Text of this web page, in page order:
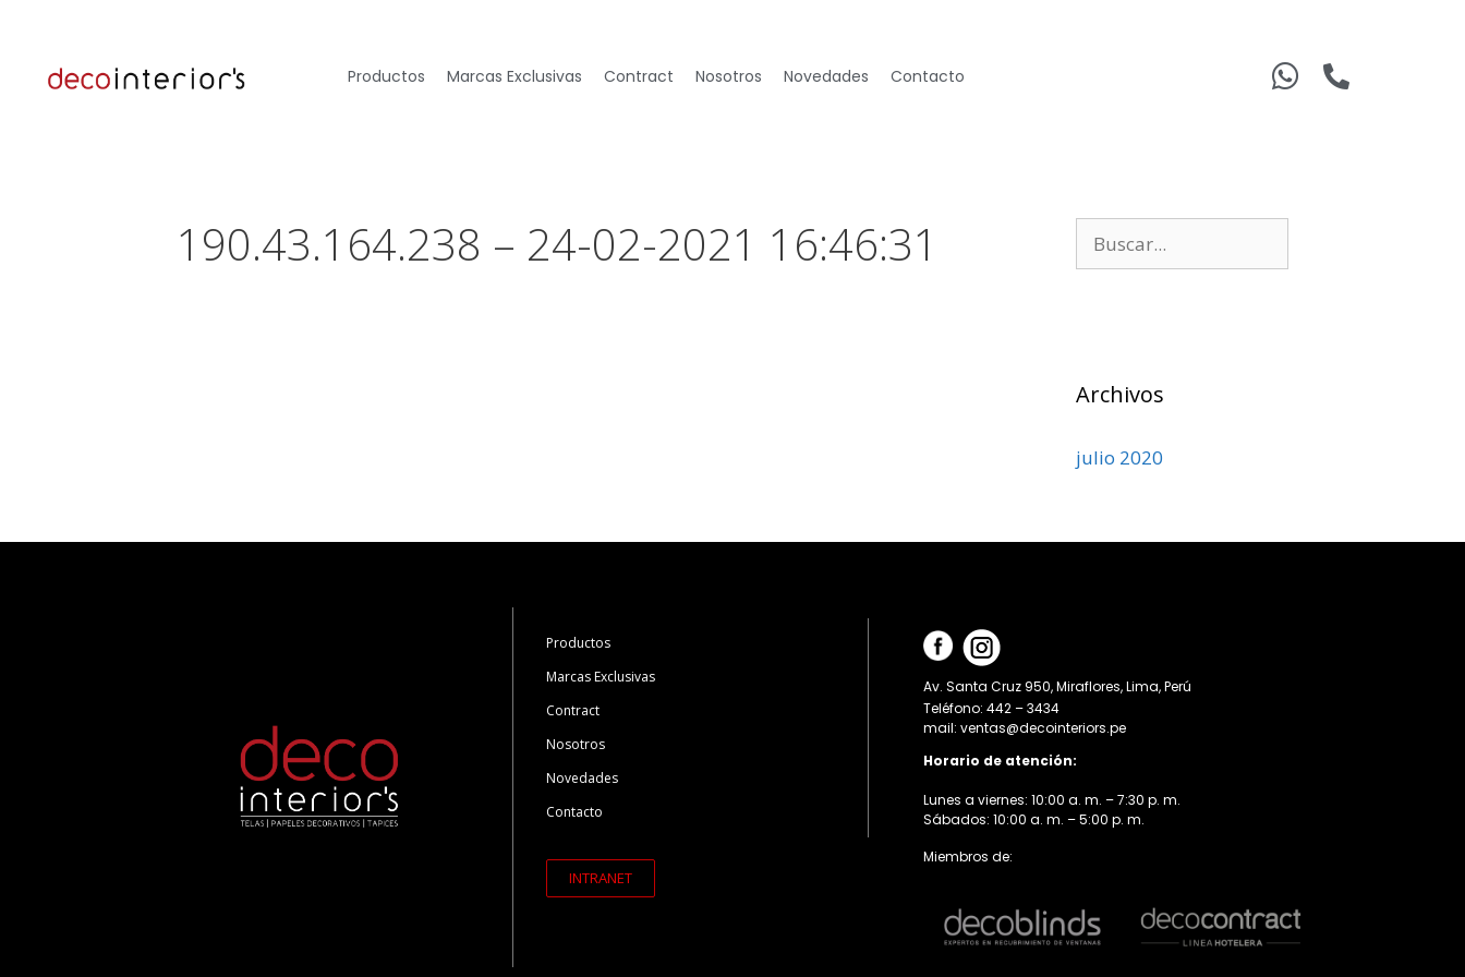
Productos Marcas Exclusivas Contract Nosotros Novedades Contacto
190.43.164.238 – 24-02-2021 16:46:31
Archivos
julio 2020
Productos
Marcas Exclusivas
Contract
Nosotros
Novedades
Contacto
INTRANET
Av. Santa Cruz 950, Miraflores, Lima, Perú
Teléfono: 442 – 3434
mail: ventas@decointeriors.pe
Horario de atención:
Lunes a viernes: 10:00 a. m. – 7:30 p. m.
Sábados: 10:00 a. m. – 5:00 p. m.
Miembros de: